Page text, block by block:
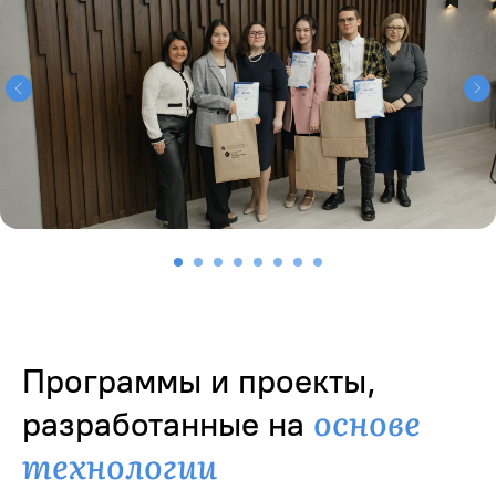
Программы и проекты,
разработанные на основе
технологии